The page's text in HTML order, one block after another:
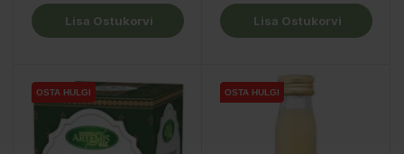
Lisa Ostukorvi Lisa Ostukorvi
OSTA HULGI
OSTA HULGI
OSTA HULGI OSTA HULGI
OSTA HULGI
OSTA HULGI